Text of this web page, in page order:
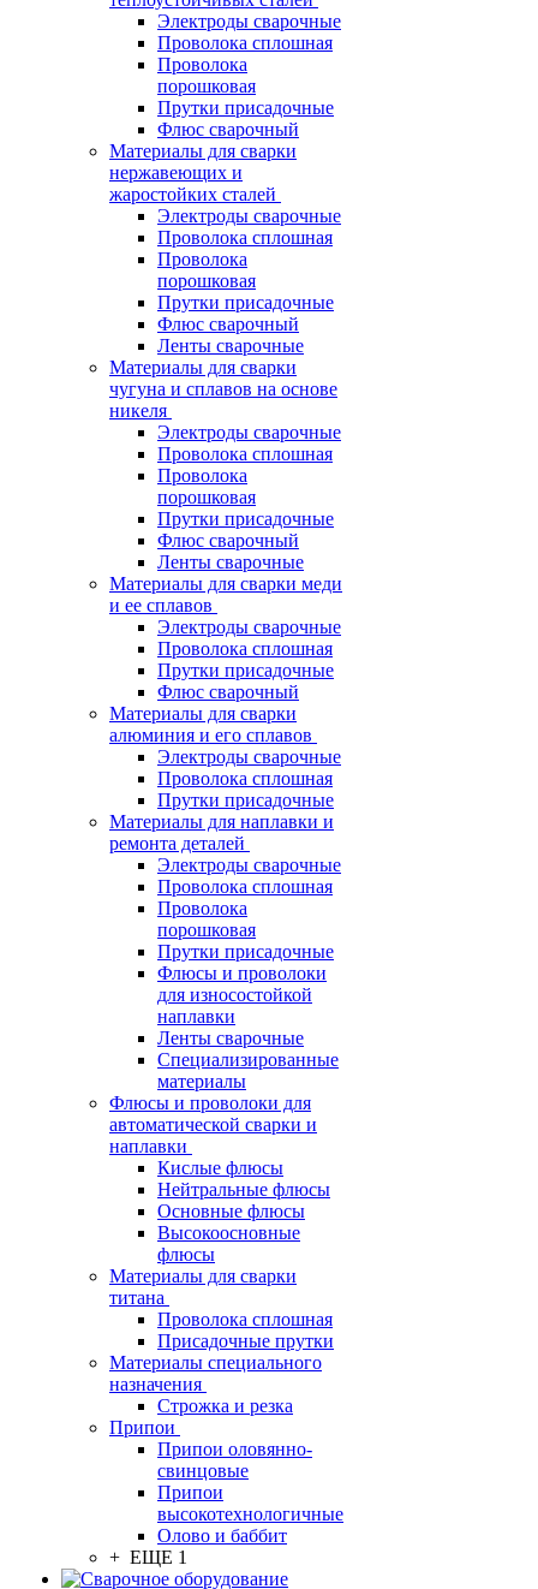
Электроды сварочные
Проволока сплошная
Проволока
порошковая
Прутки присадочные
Флюс сварочный
Материалы для сварки
нержавеющих и
жаростойких сталей
Электроды сварочные
Проволока сплошная
Проволока
порошковая
Прутки присадочные
Флюс сварочный
Ленты сварочные
Материалы для сварки
чугуна и сплавов на основе
никеля
Электроды сварочные
Проволока сплошная
Проволока
порошковая
Прутки присадочные
Флюс сварочный
Ленты сварочные
Материалы для сварки меди
и ее сплавов
Электроды сварочные
Проволока сплошная
Прутки присадочные
Флюс сварочный
Материалы для сварки
алюминия и его сплавов
Электроды сварочные
Проволока сплошная
Прутки присадочные
Материалы для наплавки и
ремонта деталей
Электроды сварочные
Проволока сплошная
Проволока
порошковая
Прутки присадочные
Флюсы и проволоки
для износостойкой
наплавки
Ленты сварочные
Специализированные
материалы
Флюсы и проволоки для
автоматической сварки и
наплавки
Кислые флюсы
Нейтральные флюсы
Основные флюсы
Высокоосновные
флюсы
Материалы для сварки
титана
Проволока сплошная
Присадочные прутки
Материалы специального
назначения
Строжка и резка
Припои
Припои оловянно-
свинцовые
Припои
высокотехнологичные
Олово и баббит
+ ЕЩЕ 1